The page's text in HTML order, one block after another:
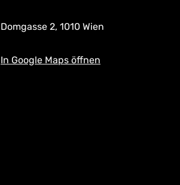
Domgasse 2, 1010 Wien
In Google Maps öffnen